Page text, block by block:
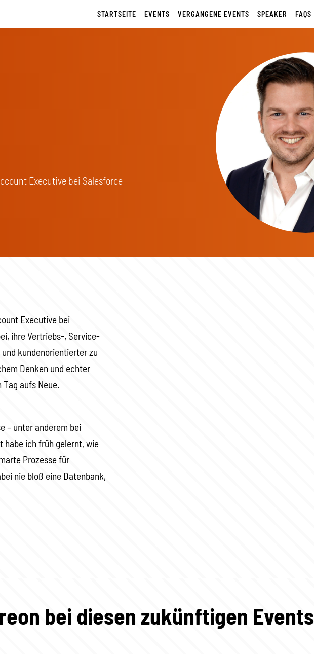
STARTSEITE EVENTS VERGANGENE EVENTS SPEAKER FAQS
Executive bei Salesforce
Executive bei
ihre Vertriebs-, Service-
kundenorientierter zu
Denken und echter
aufs Neue.
– unter anderem bei
habe ich früh gelernt, wie
Prozesse für
nie bloß eine Datenbank,
bei diesen zukünftigen Events